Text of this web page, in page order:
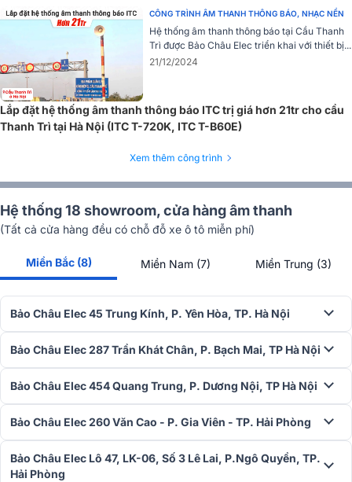
SPL tối đa ở 1m 112dB
Loa có SPL tối đa đạt 112 dB ở khoảng cách 1m giúp âm thanh lan
tỏa rộng và rõ ràng trong không gian sử dụng đến mọi vị trí người
nghe.
DA10 Plus)
CÔNG TRÌNH ÂM THANH THÔNG BÁO, NHẠC NỀN
Hệ thống âm thanh thông báo tại Cầu Thanh
Trì được Bảo Châu Elec triển khai với thiết bị...
21/12/2024
Lắp đặt hệ thống âm thanh thông báo ITC trị giá hơn 21tr cho cầu
Thanh Trì tại Hà Nội (ITC T-720K, ITC T-B60E)
Xem thêm công trình
Hệ thống 18 showroom, cửa hàng âm thanh
(Tất cả cửa hàng đều có chỗ đỗ xe ô tô miễn phí)
Miền Bắc (8) Miền Nam (7) Miền Trung (3)
Bảo Châu Elec 45 Trung Kính, P. Yên Hòa, TP. Hà Nội
Bảo Châu Elec 287 Trần Khát Chân, P. Bạch Mai, TP Hà Nội
Bảo Châu Elec 454 Quang Trung, P. Dương Nội, TP Hà Nội
Bảo Châu Elec 260 Văn Cao - P. Gia Viên - TP. Hải Phòng
Bảo Châu Elec Lô 47, LK-06, Số 3 Lê Lai, P.Ngô Quyền, TP.
Hải Phòng